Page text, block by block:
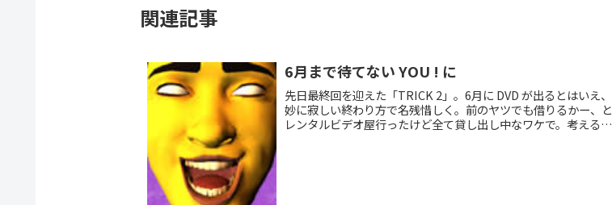
関連記事
6月まで待てない YOU ! に
先日最終回を迎えた「TRICK 2」。6月に DVD が出るとはいえ、
妙に寂しい終わり方で名残惜しく。前のヤツでも借りるかー、と
レンタルビデオ屋行ったけど全て貸し出し中なワケで。考える事